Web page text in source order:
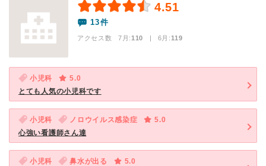
4.51
13件
アクセス数 7月:110 | 6月:119
小児科
5.0
とても人気の小児科です
小児科 ノロウイルス感染症
5.0
心強い看護師さん達
小児科 鼻水が出る
5.0